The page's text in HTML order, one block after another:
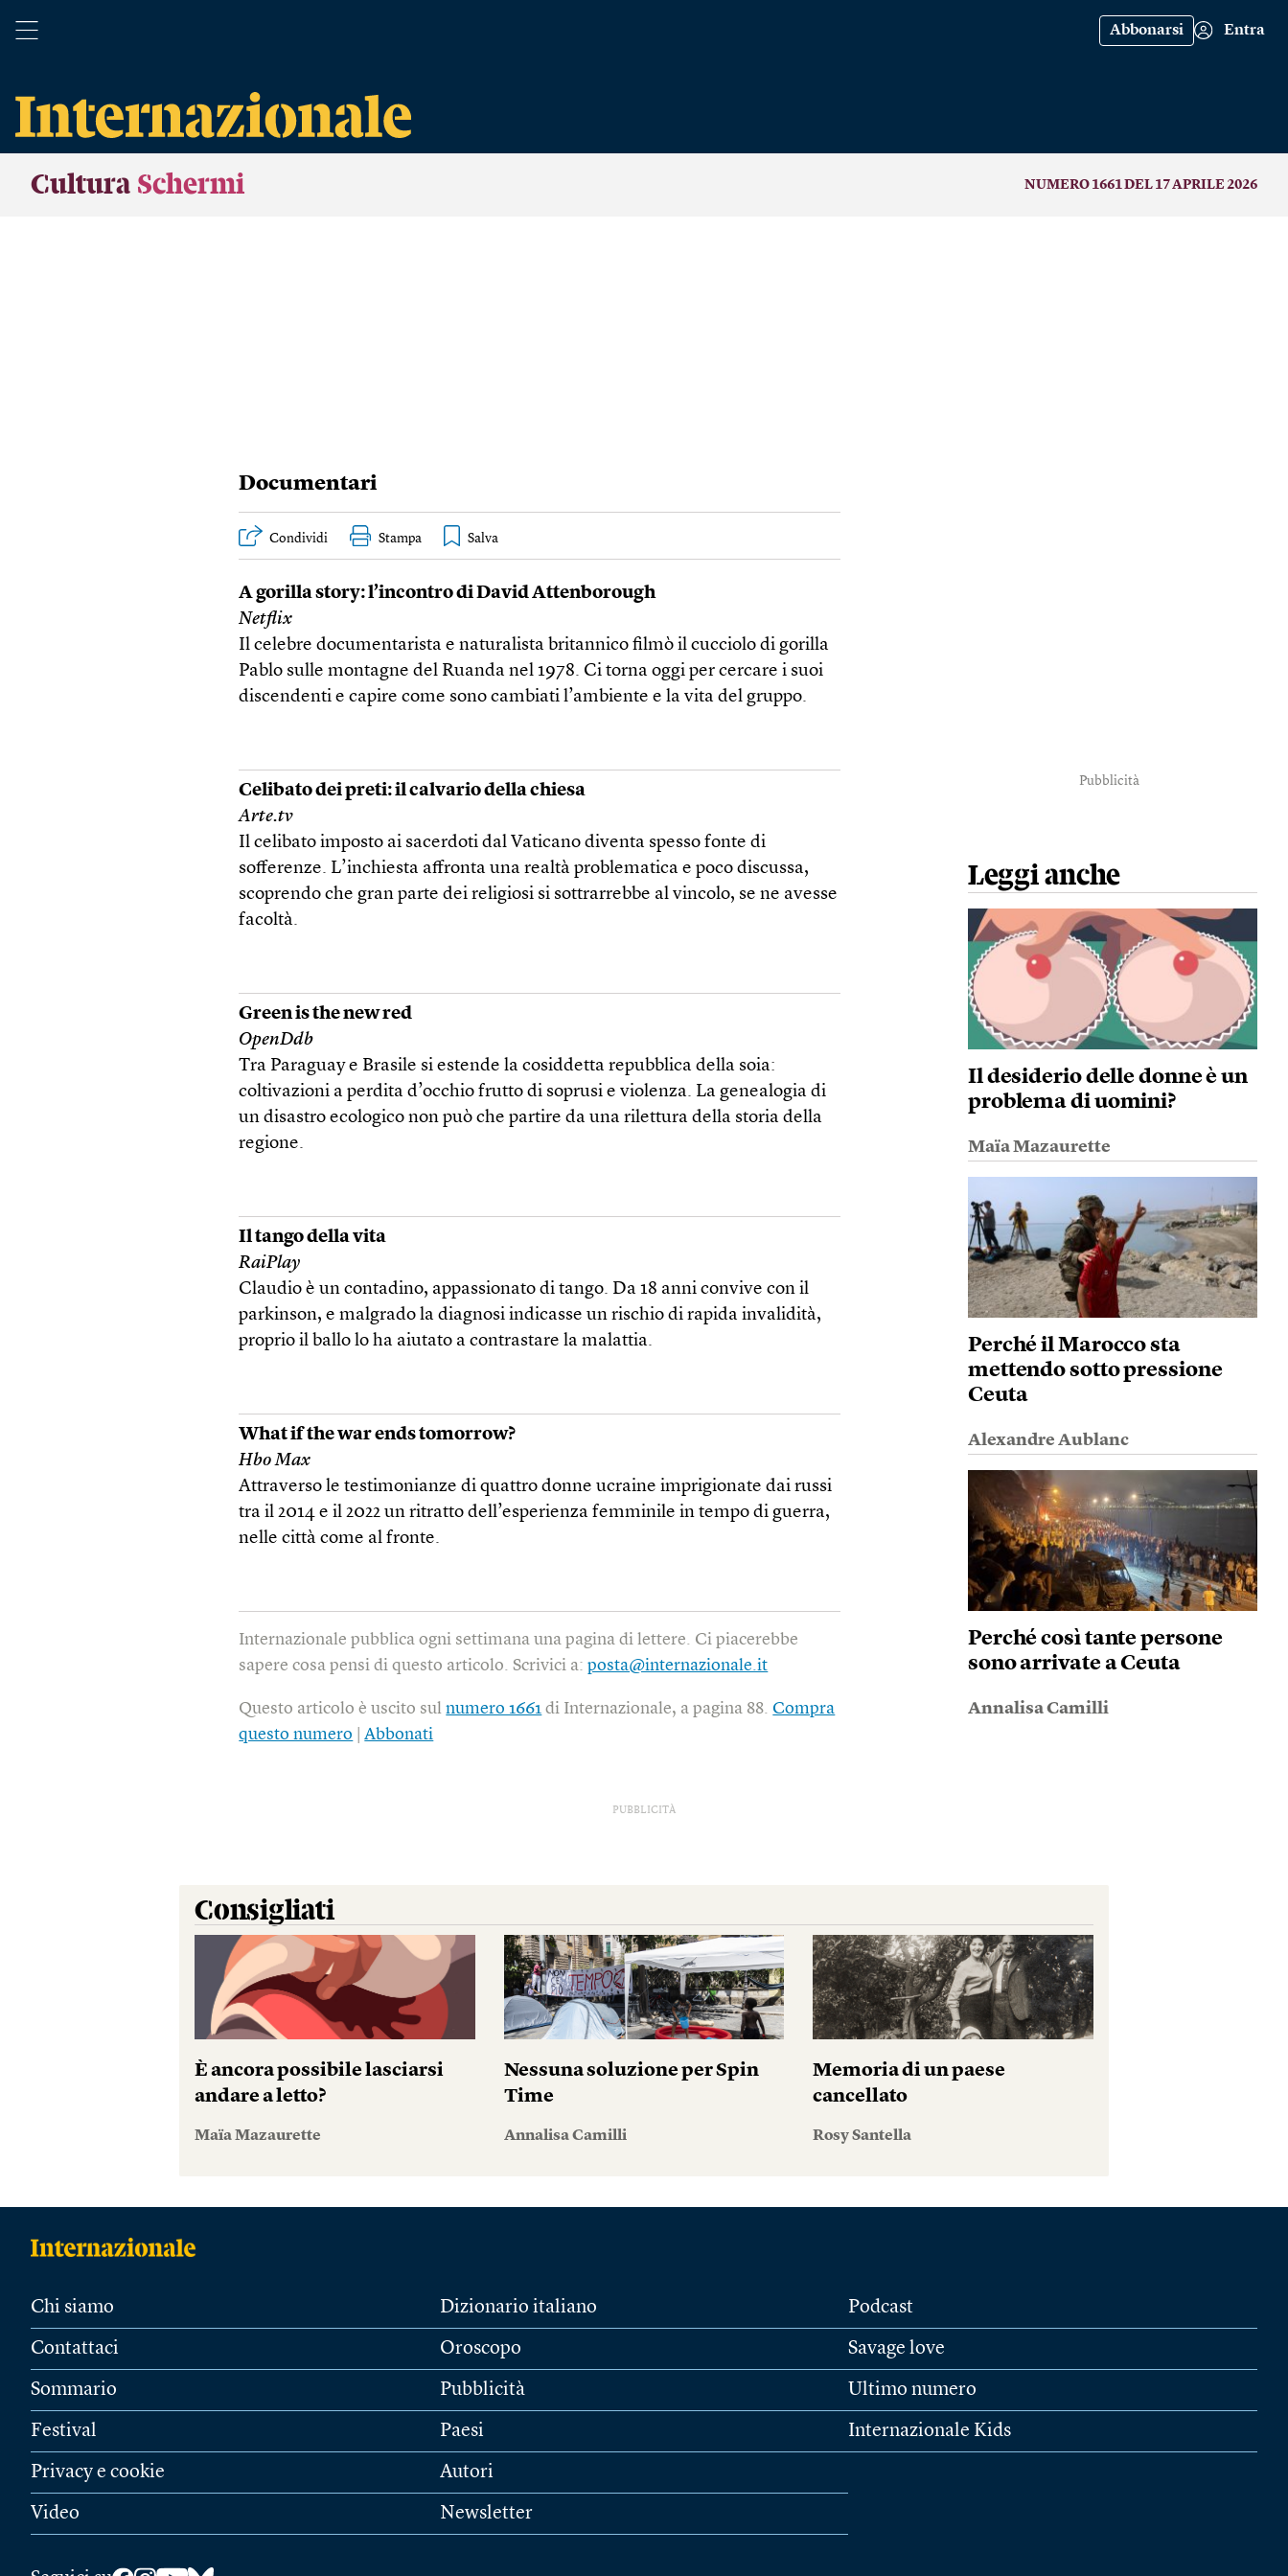
Abbonarsi Entra
Cultura Schermi NUMERO 1661 DEL 17 APRILE 2026
Documentari
Condividi Stampa
A gorilla story: l’incontro di David Attenborough
Netflix
Il celebre documentarista e naturalista britannico filmò il cucciolo di gorilla
Pablo sulle montagne del Ruanda nel 1978. Ci torna oggi per cercare i suoi
discendenti e capire come sono cambiati l’ambiente e la vita del gruppo.
Celibato dei preti: il calvario della chiesa
Arte.tv
Il celibato imposto ai sacerdoti dal Vaticano diventa spesso fonte di
sofferenze. L’inchiesta affronta una realtà problematica e poco discussa,
scoprendo che gran parte dei religiosi si sottrarrebbe al vincolo, se ne avesse
facoltà.
Green is the new red
OpenDdb
Tra Paraguay e Brasile si estende la cosiddetta repubblica della soia:
coltivazioni a perdita d’occhio frutto di soprusi e violenza. La genealogia di
un disastro ecologico non può che partire da una rilettura della storia della
regione.
Il tango della vita
RaiPlay
Claudio è un contadino, appassionato di tango. Da 18 anni convive con il
parkinson, e malgrado la diagnosi indicasse un rischio di rapida invalidità,
proprio il ballo lo ha aiutato a contrastare la malattia.
What if the war ends tomorrow?
Hbo Max
Attraverso le testimonianze di quattro donne ucraine imprigionate dai russi
tra il 2014 e il 2022 un ritratto dell’esperienza femminile in tempo di guerra,
nelle città come al fronte.
Internazionale pubblica ogni settimana una pagina di lettere. Ci piacerebbe
sapere cosa pensi di questo articolo. Scrivici a:posta@internazionale.it
Questo articolo è uscito sulnumero 1661 di Internazionale, a pagina 88.Compra
questo numero |Abbonati
Pubblicità
Leggi anche
Il desiderio delle donne è un
problema di uomini?
Maïa Mazaurette
Perché il Marocco sta
mettendo sotto pressione
Ceuta
Alexandre Aublanc
Perché così tante persone
sono arrivate a Ceuta
Annalisa Camilli
PUBBLICITÀ
Consigliati
È ancora possibile lasciarsi
andare a letto?
Maïa Mazaurette
Nessuna soluzione per Spin
Time
Annalisa Camilli
Memoria di un paese
cancellato
Rosy Santella
Chi siamo
Contattaci
Sommario
Festival
Privacy e cookie
Video
Dizionario italiano
Oroscopo
Pubblicità
Paesi
Autori
Newsletter
Podcast
Savage love
Ultimo numero
Internazionale Kids